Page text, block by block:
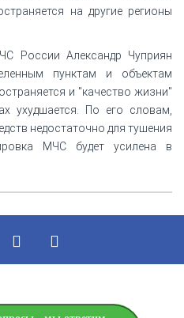
на другие регионы
России Александр Чуприян
пунктам и объектам
и "качество жизни"
ухудшается. По его словам,
недостаточно для тушения
МЧС будет усилена в